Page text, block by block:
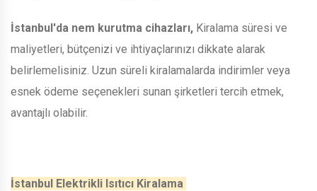
İstanbul'da nem kurutma cihazları, Kiralama süresi ve
maliyetleri, bütçenizi ve ihtiyaçlarınızı dikkate alarak
belirlemelisiniz. Uzun süreli kiralamalarda indirimler veya
esnek ödeme seçenekleri sunan şirketleri tercih etmek,
avantajlı olabilir.
İstanbul Elektrikli Isıtıcı Kiralama